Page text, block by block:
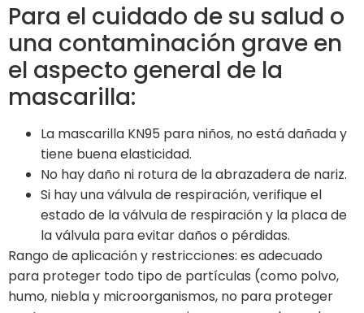
Para el cuidado de su salud o
una contaminación grave en
el aspecto general de la
mascarilla:
La mascarilla KN95 para niños, no está dañada y
tiene buena elasticidad.
No hay daño ni rotura de la abrazadera de nariz.
Si hay una válvula de respiración, verifique el
estado de la válvula de respiración y la placa de
la válvula para evitar daños o pérdidas.
Rango de aplicación y restricciones: es adecuado
para proteger todo tipo de partículas (como polvo,
humo, niebla y microorganismos, no para proteger